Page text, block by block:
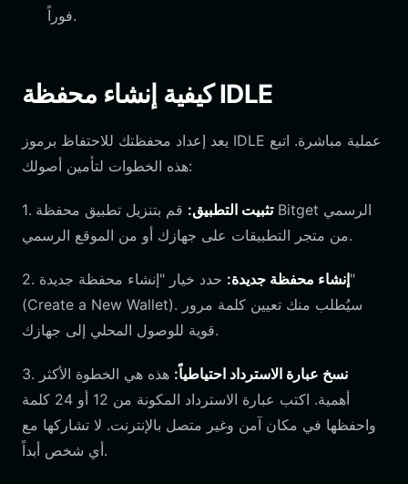
فوراً.
كيفية إنشاء محفظة IDLE
يعد إعداد محفظتك للاحتفاظ برموز IDLE عملية مباشرة. اتبع
هذه الخطوات لتأمين أصولك:
1. تثبيت التطبيق: قم بتنزيل تطبيق محفظة Bitget الرسمي
من متجر التطبيقات على جهازك أو من الموقع الرسمي.
2. إنشاء محفظة جديدة: حدد خيار "إنشاء محفظة جديدة"
(Create a New Wallet). سيُطلب منك تعيين كلمة مرور
قوية للوصول المحلي إلى جهازك.
3. نسخ عبارة الاسترداد احتياطياً: هذه هي الخطوة الأكثر
أهمية. اكتب عبارة الاسترداد المكونة من 12 أو 24 كلمة
واحفظها في مكان آمن وغير متصل بالإنترنت. لا تشاركها مع
أي شخص أبداً.